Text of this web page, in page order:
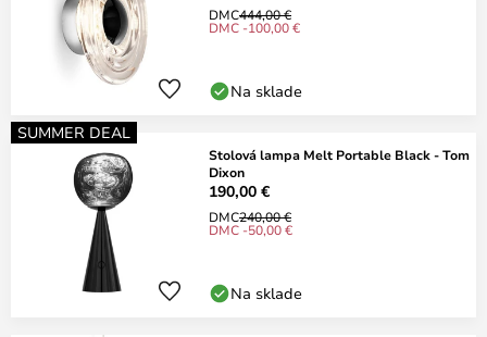
DMC444,00 €
DMC -100,00 €
Na sklade
SUMMER DEAL
Stolová lampa Melt Portable Black - Tom
Dixon
190,00 €
DMC240,00 €
DMC -50,00 €
Na sklade